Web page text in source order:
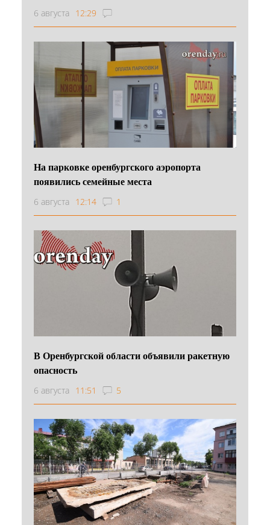
6 августа 12:29
На парковке оренбургского аэропорта
появились семейные места
6 августа 12:14 1
В Оренбургской области объявили ракетную
опасность
6 августа 11:51 5